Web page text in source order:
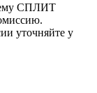
СПЛИТ
уточняйте у